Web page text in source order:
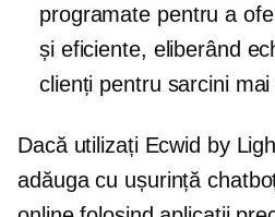
programate pentru a
și eficiente, eliberând
clienți pentru sarcini mai
Dacă utilizați Ecwid by
adăuga cu ușurință